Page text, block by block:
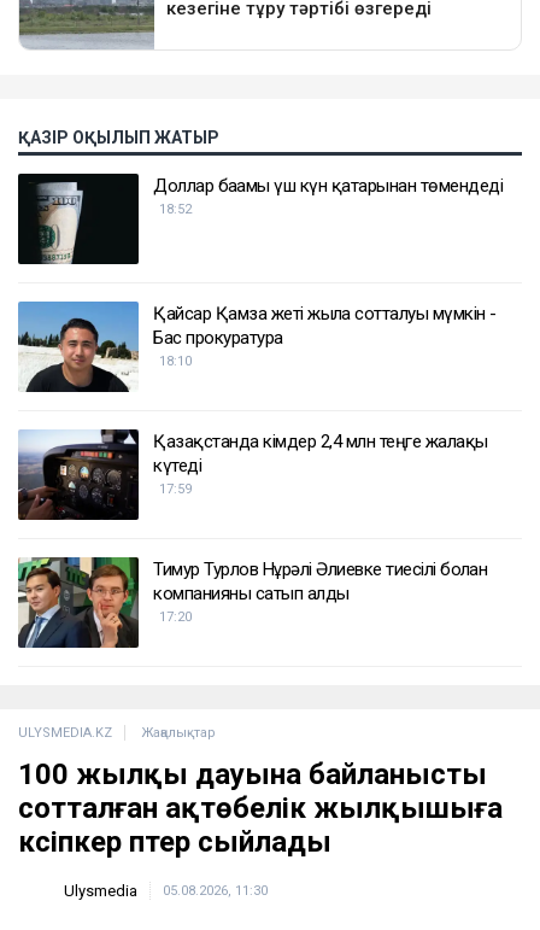
ҚАЗІР ОҚЫЛЫП ЖАТЫР
Доллар бағамы үш күн қатарынан төмендеді
18:52
Қайсар Қамза жеті жылға сотталуы мүмкін -
Бас прокуратура
18:10
Қазақстанда кімдер 2,4 млн теңге жалақы
күтеді
17:59
Тимур Турлов Нұрәлі Әлиевке тиесілі болған
компанияны сатып алды
17:20
ULYSMEDIA.KZ Жаңалықтар
100 жылқы дауына байланысты
сотталған ақтөбелік жылқышыға
кәсіпкер пәтер сыйлады
Ulysmedia 05.08.2026, 11:30